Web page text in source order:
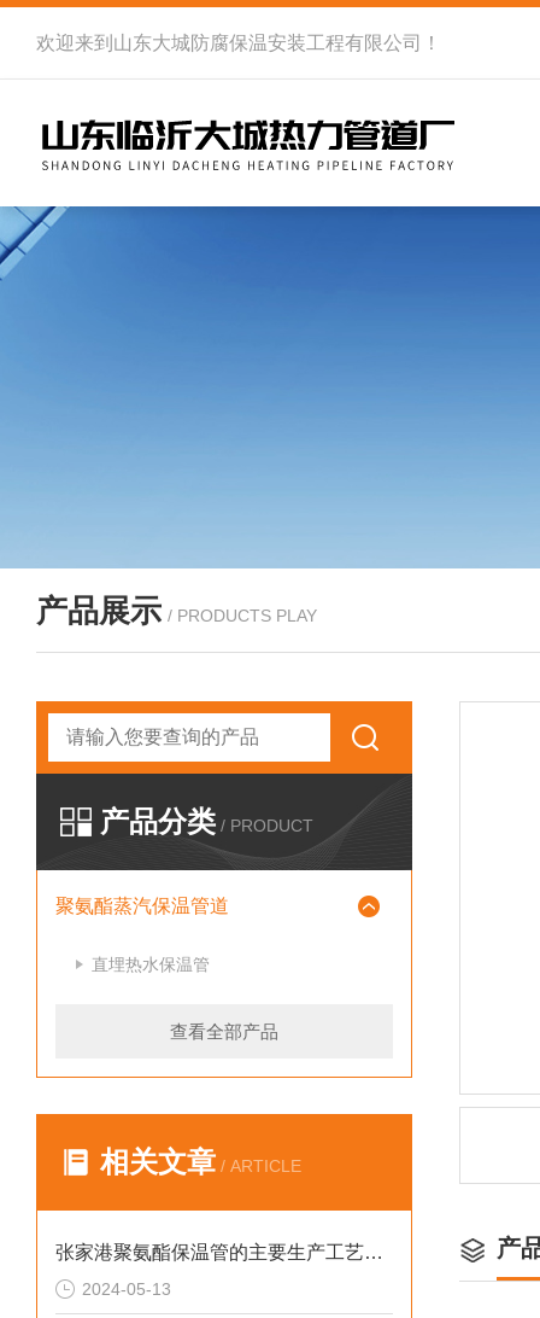
欢迎来到 山东大城防腐保温安装工程有限公司 ！
产品展示 / PRODUCTS PLAY
产品分类 / PRODUCT
聚氨酯蒸汽保温管道
直埋热水保温管
查看全部产品
相关文章 / ARTICLE
张家港聚氨酯保温管的主要生产工艺和流程
2024-05-13
产